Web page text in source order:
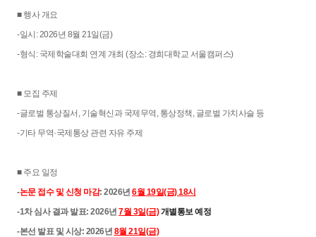
■ 행사 개요
-일시: 2026년 8월 21일(금)
-형식: 국제학술대회 연계 개최 (장소: 경희대학교 서울캠퍼스)
■ 모집 주제
-글로벌 통상질서, 기술혁신과 국제무역, 통상정책, 글로벌 가치사슬 등
-기타 무역·국제통상 관련 자유 주제
■ 주요 일정
-논문 접수 및 신청 마감: 2026년 6월 19일(금) 18시
-1차 심사 결과 발표: 2026년 7월 3일(금) 개별통보 예정
-본선 발표 및 시상: 2026년 8월 21일(금)